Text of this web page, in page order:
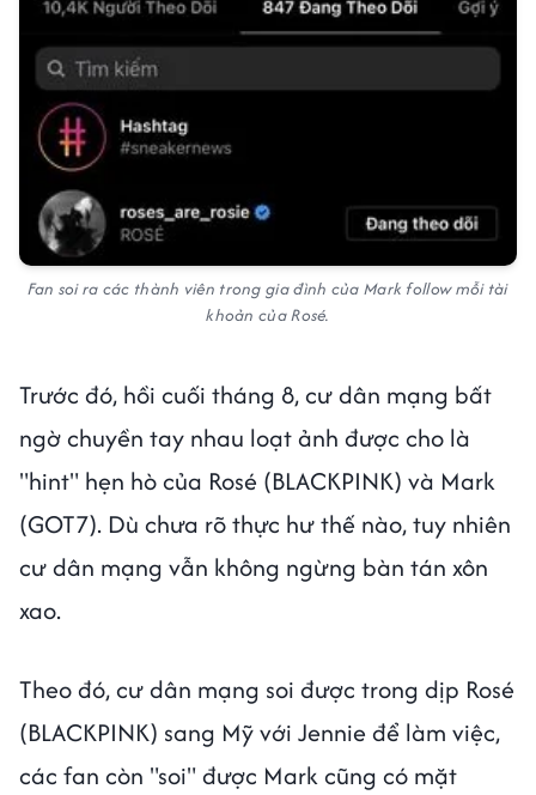
Fan soi ra các thành viên trong gia đình của Mark follow mỗi tài
khoản của Rosé.
Trước đó, hồi cuối tháng 8, cư dân mạng bất
ngờ chuyền tay nhau loạt ảnh được cho là
"hint" hẹn hò của Rosé (BLACKPINK) và Mark
(GOT7). Dù chưa rõ thực hư thế nào, tuy nhiên
cư dân mạng vẫn không ngừng bàn tán xôn
xao.
Theo đó, cư dân mạng soi được trong dịp Rosé
(BLACKPINK) sang Mỹ với Jennie để làm việc,
các fan còn "soi" được Mark cũng có mặt